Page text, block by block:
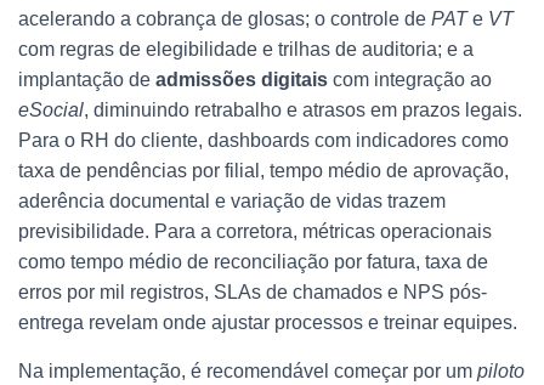
acelerando a cobrança de glosas; o controle de PATe VT
com regras de elegibilidade e trilhas de auditoria; e a
implantação de admissões digitais com integração ao
eSocial, diminuindo retrabalho e atrasos em prazos legais.
Para o RH do cliente, dashboards com indicadores como
taxa de pendências por filial, tempo médio de aprovação,
aderência documental e variação de vidas trazem
previsibilidade. Para a corretora, métricas operacionais
como tempo médio de reconciliação por fatura, taxa de
erros por mil registros, SLAs de chamados e NPS pós-
entrega revelam onde ajustar processos e treinar equipes.
Na implementação, é recomendável começar por um piloto